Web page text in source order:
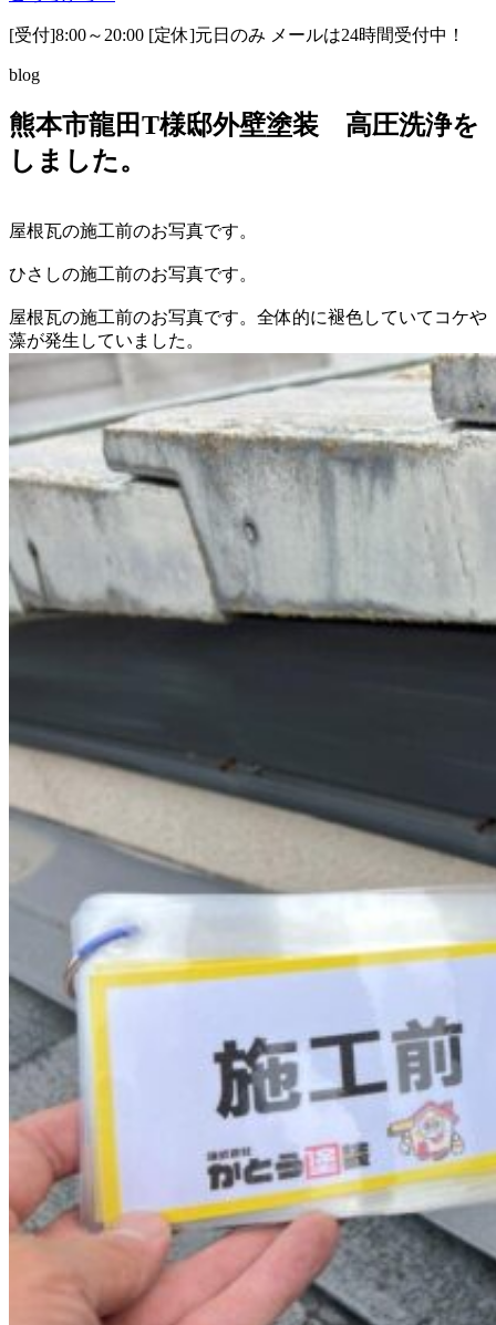
[受付]8:00～20:00 [定休]元日のみ メールは24時間受付中！
blog
熊本市龍田T様邸外壁塗装 高圧洗浄を
しました。
屋根瓦の施工前のお写真です。
ひさしの施工前のお写真です。
屋根瓦の施工前のお写真です。全体的に褪色していてコケや
藻が発生していました。